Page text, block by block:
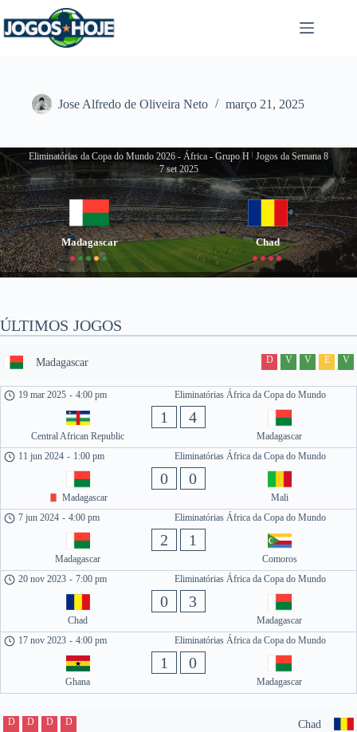
para
o
Jose Alfredo de Oliveira Neto março 21, 2025
Eliminatórias da Copa do Mundo 2026 - África - Grupo H Jogos da Semana 8
7 set 2025
Madagascar Chad
ÚLTIMOS JOGOS
Madagascar D V V E V
Eliminatórias África da Copa do Mundo
19 mar 2025 - 4:00 pm
Central African Republic
1 4
Madagascar
Eliminatórias África da Copa do Mundo
11 jun 2024 - 1:00 pm
Madagascar
0 0
Mali
Eliminatórias África da Copa do Mundo
7 jun 2024 - 4:00 pm
Madagascar
2 1
Comoros
Eliminatórias África da Copa do Mundo
20 nov 2023 - 7:00 pm
Chad
0 3
Madagascar
Eliminatórias África da Copa do Mundo
17 nov 2023 - 4:00 pm
Ghana
1 0
Madagascar
Chad
D D D D